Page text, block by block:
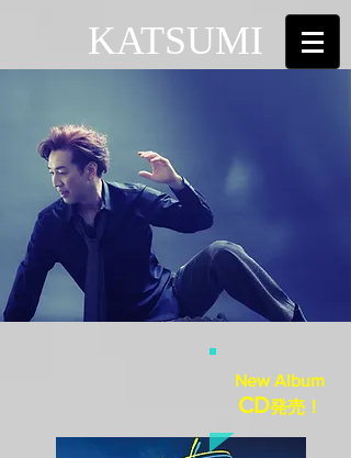
KATSUMI
New Album
CD発売！